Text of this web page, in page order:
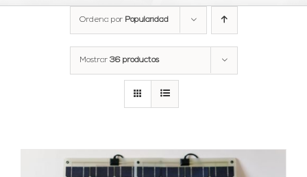
Ordena por Popularidad
Mostrar 36 productos